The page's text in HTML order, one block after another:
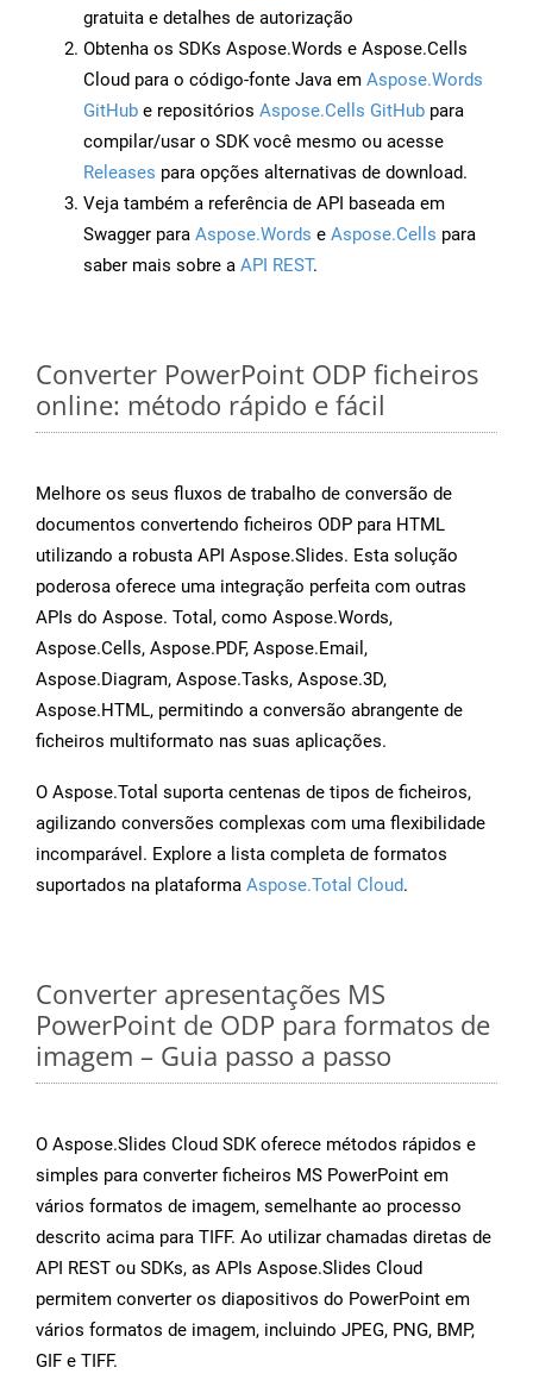
gratuita e detalhes de autorização
Obtenha os SDKs Aspose.Words e Aspose.Cells
Cloud para o código-fonte Java em Aspose.Words
GitHub e repositórios Aspose.Cells GitHub para
compilar/usar o SDK você mesmo ou acesse
Releases para opções alternativas de download.
Veja também a referência de API baseada em
Swagger para Aspose.Words e Aspose.Cells para
saber mais sobre a API REST.
Converter PowerPoint ODP ficheiros
online: método rápido e fácil
Melhore os seus fluxos de trabalho de conversão de
documentos convertendo ficheiros ODP para HTML
utilizando a robusta API Aspose.Slides. Esta solução
poderosa oferece uma integração perfeita com outras
APIs do Aspose. Total, como Aspose.Words,
Aspose.Cells, Aspose.PDF, Aspose.Email,
Aspose.Diagram, Aspose.Tasks, Aspose.3D,
Aspose.HTML, permitindo a conversão abrangente de
ficheiros multiformato nas suas aplicações.
O Aspose.Total suporta centenas de tipos de ficheiros,
agilizando conversões complexas com uma flexibilidade
incomparável. Explore a lista completa de formatos
suportados na plataforma Aspose.Total Cloud.
Converter apresentações MS
PowerPoint de ODP para formatos de
imagem – Guia passo a passo
O Aspose.Slides Cloud SDK oferece métodos rápidos e
simples para converter ficheiros MS PowerPoint em
vários formatos de imagem, semelhante ao processo
descrito acima para TIFF. Ao utilizar chamadas diretas de
API REST ou SDKs, as APIs Aspose.Slides Cloud
permitem converter os diapositivos do PowerPoint em
vários formatos de imagem, incluindo JPEG, PNG, BMP,
GIF e TIFF.